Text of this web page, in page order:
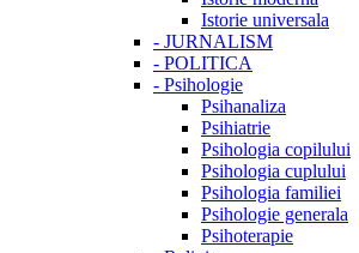
Istorie universala
- JURNALISM
- POLITICA
- Psihologie
Psihanaliza
Psihiatrie
Psihologia copilului
Psihologia cuplului
Psihologia familiei
Psihologie generala
Psihoterapie